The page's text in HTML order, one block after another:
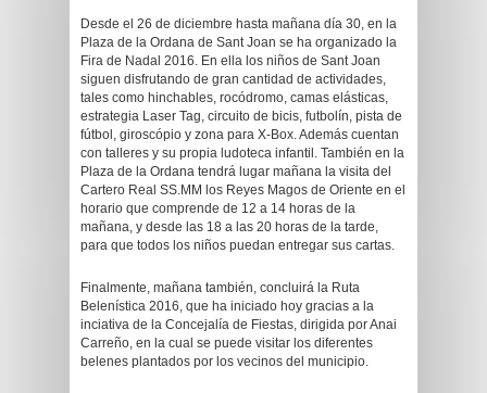
Desde el 26 de diciembre hasta mañana día 30, en la
Plaza de la Ordana de Sant Joan se ha organizado la
Fira de Nadal 2016. En ella los niños de Sant Joan
siguen disfrutando de gran cantidad de actividades,
tales como hinchables, rocódromo, camas elásticas,
estrategia Laser Tag, circuito de bicis, futbolín, pista de
fútbol, giroscópio y zona para X-Box. Además cuentan
con talleres y su propia ludoteca infantil. También en la
Plaza de la Ordana tendrá lugar mañana la visita del
Cartero Real SS.MM los Reyes Magos de Oriente en el
horario que comprende de 12 a 14 horas de la
mañana, y desde las 18 a las 20 horas de la tarde,
para que todos los niños puedan entregar sus cartas.
Finalmente, mañana también, concluirá la Ruta
Belenística 2016, que ha iniciado hoy gracias a la
inciativa de la Concejalía de Fiestas, dirigida por Anai
Carreño, en la cual se puede visitar los diferentes
belenes plantados por los vecinos del municipio.